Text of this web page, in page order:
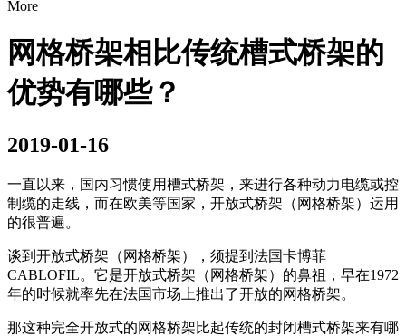
More
网格桥架相比传统槽式桥架的
优势有哪些？
2019-01-16
一直以来，国内习惯使用槽式桥架，来进行各种动力电缆或控
制缆的走线，而在欧美等国家，开放式桥架（网格桥架）运用
的很普遍。
谈到开放式桥架（网格桥架），须提到法国卡博菲
CABLOFIL。它是开放式桥架（网格桥架）的鼻祖，早在1972
年的时候就率先在法国市场上推出了开放的网格桥架。
那这种完全开放式的网格桥架比起传统的封闭槽式桥架来有哪